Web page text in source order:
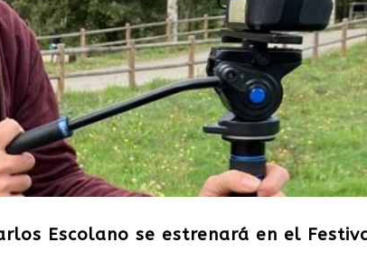
Escolano se estrenará en el